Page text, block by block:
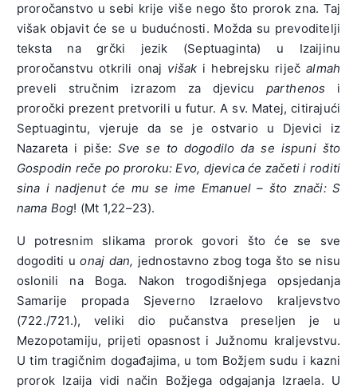
proročanstvo u sebi krije više nego što prorok zna. Taj
višak objavit će se u budućnosti. Možda su prevoditelji
teksta na grčki jezik (Septuaginta) u Izaijinu
proročanstvu otkrili onaj višak i hebrejsku riječalmah
preveli stručnim izrazom za djevicu parthenos i
proročki prezent pretvorili u futur. A sv. Matej, citirajući
Septuagintu, vjeruje da se je ostvario u Djevici iz
Nazareta i piše:Sve se to dogodilo da se ispuni što
Gospodin reče po proroku: Evo, djevica će začeti i roditi
sina i nadjenut će mu se ime Emanuel – što znači: S
nama Bog! (Mt 1,22–23).
U potresnim slikama prorok govori što će se sve
dogoditi uonaj dan, jednostavno zbog toga što se nisu
oslonili na Boga. Nakon trogodišnjega opsjedanja
Samarije propada Sjeverno Izraelovo kraljevstvo
(722./721.), veliki dio pučanstva preseljen je u
Mezopotamiju, prijeti opasnost i Južnomu kraljevstvu.
U tim tragičnim događajima, u tom Božjem sudu i kazni
prorok Izaija vidi način Božjega odgajanja Izraela. U